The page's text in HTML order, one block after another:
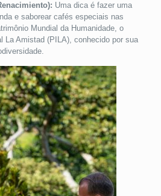
Uma dica é fazer uma
e saborear cafés especiais nas
Mundial da Humanidade, o
La Amistad (PILA), conhecido por sua